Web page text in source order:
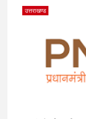
उत्तराखण्ड